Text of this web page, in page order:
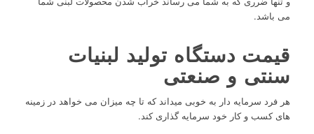
می باشد.
قیمت دستگاه تولید لبنیات
سنتی و صنعتی
هر فرد سرمایه دار به خوبی میداند که تا چه میزان می خواهد در زمینه
های کسب و کار خود سرمایه گذاری کند.